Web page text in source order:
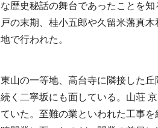
な歴史秘話の舞台であったことを
戸の末期、桂小五郎や久留米藩真
地で行われた。
東山の一等地、高台寺に隣接した
続く二寧坂にも面している。山荘
ていた。至難の業といわれた工事